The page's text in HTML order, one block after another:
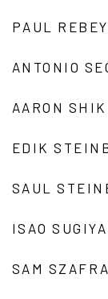
PAUL
ANTONIO
AARON
EDIK
SAUL
ISAO
SAM